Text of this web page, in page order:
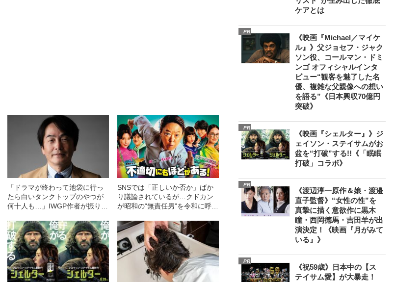
「ドラマが終わって池袋に行っ
たら白いタンクトップのやつが
何十人も…」IWGP作者が振り返
SNSでは「正しいか否か」ばか
り議論されているが…クドカン
が昭和の“無責任男”を令和に呼び
ケアとは
PR
《映画『Michael／マイケ
ル』》父ジョセフ・ジャク
ソン役、コールマン・ドミ
ンゴ オフィシャルインタ
ビュー“観客を魅了した名
優、複雑な父親像への想い
を語る”《日本興収70億円
突破》
PR
《映画『シェルター』》ジ
ェイソン・ステイサムがお
盆を“打破”する!!《「眠眠
打破」コラボ》
PR
《渡辺淳一原作＆娘・渡邉
直子監督》“女性の性”を
真摯に描く意欲作に黒木
瞳・西岡德馬・吉田羊が出
演決定！《映画『月がみて
いる』》
PR
《祝59歳》日本中の【ス
テイサム愛】が大暴走！